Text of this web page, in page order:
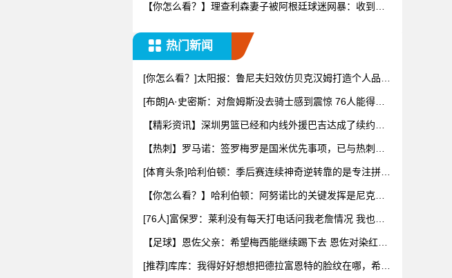
【你怎么看？】理查利森妻子被阿根廷球迷网暴：收到数
热门新闻
[你怎么看？]太阳报：鲁尼夫妇效仿贝克汉姆打造个人品
[布朗]A·史密斯：对詹姆斯没去骑士感到震惊 76人能得到
【精彩资讯】深圳男篮已经和内线外援巴吉达成了续约一
【热刺】罗马诺：签罗梅罗是国米优先事项，已与热刺以
[体育头条]哈利伯顿：季后赛连续神奇逆转靠的是专注拼下
【你怎么看？】哈利伯顿：阿努诺比的关键发挥是尼克斯
[76人]富保罗：莱利没有每天打电话问我老詹情况 我也告
【足球】恩佐父亲：希望梅西能继续踢下去 恩佐对染红离
[推荐]库库：我得好好想想把德拉富恩特的脸纹在哪，希望